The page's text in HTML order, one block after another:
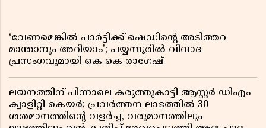
‘വേണമെങ്കിൽ പാർട്ടിക്ക് ഷെഡിൻ്റെ അടിത്തറ
മാന്താനും അറിയാം’; പയ്യന്നൂരിൽ വിവാദ
പ്രസംഗവുമായി കെ കെ രാഗേഷ്
ലയനത്തിന് പിന്നാലെ കരുത്തുകാട്ടി ആസ്റ്റർ ഡിഎം
ക്വാളിറ്റി കെയർ; പ്രവർത്തന ലാഭത്തിൽ 30
ശതമാനത്തിൻ്റെ വളർച്ച, വരുമാനത്തിലും